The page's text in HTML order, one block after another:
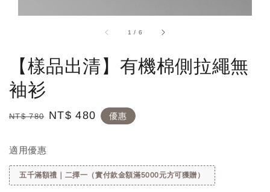
1 / 6
【樣品出清】有機棉側拉繩無
袖衫
Regular
NT$ 780 Sale
NT$ 480 優惠
適用優惠
五千滿額禮｜二擇一（實付款金額滿5000元方可獲贈）